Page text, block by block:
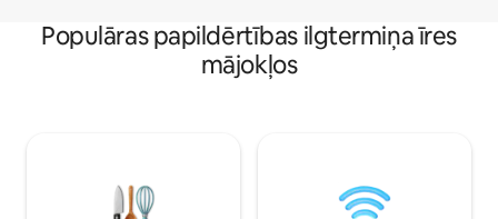
Populāras papildērtības ilgtermiņa īres
mājokļos